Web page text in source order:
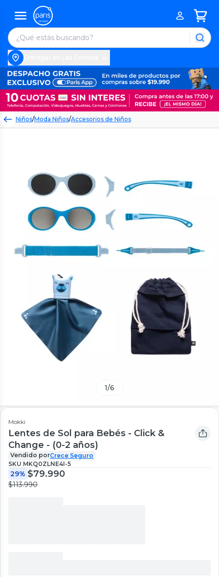
Niños/Moda Niños/Accesorios de Niños
1/6
Mokki
Lentes de Sol para Bebés - Click &
Change - (0-2 años)
Vendido porCrece Seguro
SKU MKQ0ZLNE4I-5
29% $79.990
$113.990